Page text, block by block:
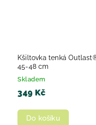
Kšiltovka tenká
45-48 cm
Skladem
349 Kč
Do košíku